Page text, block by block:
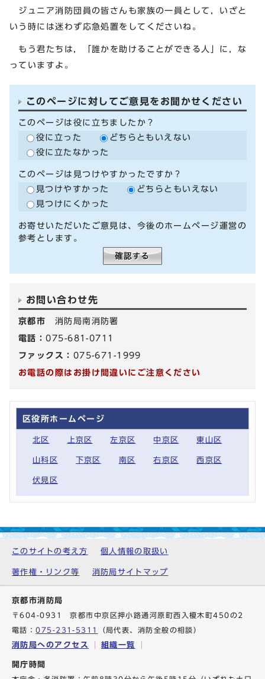
ジュニア消防団員の皆さんも家族の一員として，いざと
いう時には迷わず応急処置をしてくださいね。
もう君たちは，「誰かを助けることができる人」に，な
っていますよ。
このページに対してご意見をお聞かせください
このページは役に立ちましたか？
役に立った
どちらともいえない
役に立たなかった
このページは見つけやすかったですか？
見つけやすかった
どちらともいえない
見つけにくかった
お寄せいただいたご意見は、今後のホームページ運営の
参考とします。
お問い合わせ先
京都市 消防局南消防署
電話：075-681-0711
ファックス： 075-671-1999
お電話の際はお掛け間違いにご注意ください
区役所ホームページ
北区 上京区 左京区 中京区 東山区
山科区 下京区 南区 右京区 西京区
伏見区
このサイトの考え方 個人情報の取扱い
著作権・リンク等 消防局サイトマップ
京都市消防局
〒604-0931 京都市中京区押小路通河原町西入榎木町450の2
電話：075-231-5311 （局代表、消防全般の相談）
消防局へのアクセス 組織一覧
開庁時間